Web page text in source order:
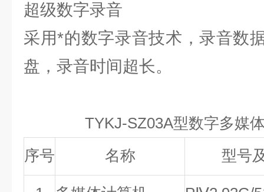
超级数字录音
采用*的数字录音技术，录音数
盘，录音时间超长。
TYKJ-SZ03A型数字多媒
序号
名称 型号